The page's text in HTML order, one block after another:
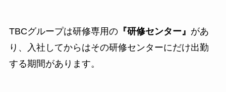
TBCグループは研修専用の『研修センター』 があ
り、入社してからはその研修センターにだけ出勤
する期間があります。